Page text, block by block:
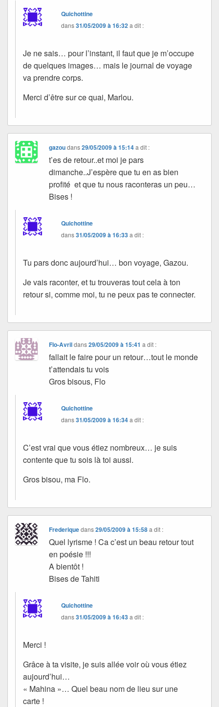
Quichottine
dans31/05/2009 à 16:32 a dit :
Je ne sais… pour l’instant, il faut que je m’occupe
de quelques images… mais le journal de voyage
va prendre corps.
Merci d’être sur ce quai, Marlou.
gazoudans29/05/2009 à 15:14 a dit :
t’es de retour..et moi je pars
dimanche..J’espère que tu en as bien
profité et que tu nous raconteras un peu…
Bises !
Quichottine
dans31/05/2009 à 16:33a dit :
Tu pars donc aujourd’hui… bon voyage, Gazou.
Je vais raconter, et tu trouveras tout cela à ton
retour si, comme moi, tu ne peux pas te connecter.
Flo-Avrildans29/05/2009 à 15:41 a dit :
fallait le faire pour un retour…tout le monde
t’attendais tu vois
Gros bisous, Flo
Quichottine
dans31/05/2009 à 16:34a dit :
C’est vrai que vous étiez nombreux… je suis
contente que tu sois là toi aussi.
Gros bisou, ma Flo.
Frederiquedans29/05/2009 à 15:58 a dit :
Quel lyrisme ! Ca c’est un beau retour tout
en poésie !!!
A bientôt !
Bises de Tahiti
Quichottine
dans31/05/2009 à 16:43a dit :
Merci !
Grâce à ta visite, je suis allée voir où vous étiez
aujourd’hui…
« Mahina »… Quel beau nom de lieu sur une
carte !